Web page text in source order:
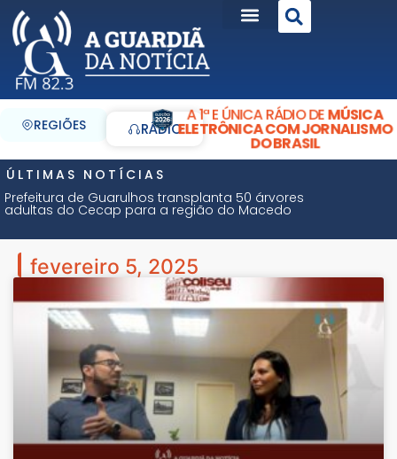
REGIÕES RÁDIO
A 1ª E ÚNICA RÁDIO DEMÚSICA
ELETRÔNICA COM JORNALISMO
DO BRASIL
ÚLTIMAS NOTÍCIAS
Prefeitura de Guarulhos transplanta 50 árvores
adultas do Cecap para a região do Macedo
fevereiro 5, 2025